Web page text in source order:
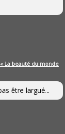
La beauté du monde
être largué...